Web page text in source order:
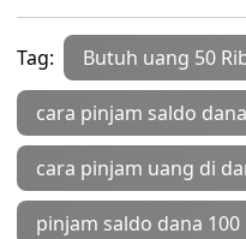
Tag: Butuh uang 50
cara pinjam saldo
cara pinjam uang di
pinjam saldo dana